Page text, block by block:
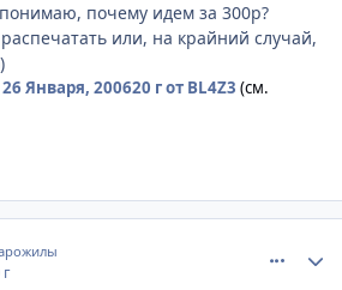
почему идем за 300р?
или, на крайний случай,
26 Января, 200620 гот BL4Z3 (см.